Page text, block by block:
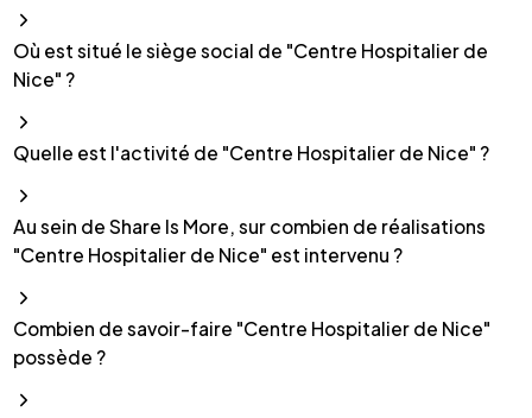
Où est situé le siège social de "Centre Hospitalier de
Nice" ?
Quelle est l'activité de "Centre Hospitalier de Nice" ?
Au sein de Share Is More, sur combien de réalisations
"Centre Hospitalier de Nice" est intervenu ?
Combien de savoir-faire "Centre Hospitalier de Nice"
possède ?